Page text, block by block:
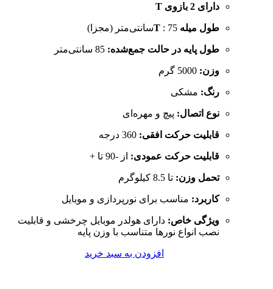
دارای 2 بازوی T
طول میله T : 75سانتی‌متر (مجزا)
طول پایه در حالت جمع‌شده:
وزن:
رنگ: مشکی
نوع اتصال: پیچ و مهره‌ای
قابلیت حرکت افقی:
قابلیت حرکت عمودی: از -90 تا +
تحمل وزن: تا 8.5 کیلوگرم
کاربرد: مناسب برای نورپردازی و موبایل
ویژگی خاص: دارای هولدر موبایل چرخشی و قابلیت
نصب انواع نورها متناسب با وزن پایه
افزودن به سبد خرید